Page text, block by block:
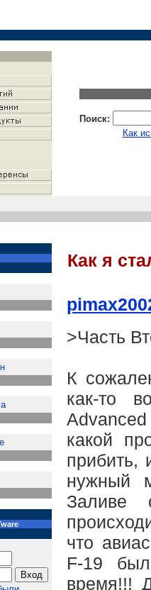
Поиск:
Как
Как я
>Часть
К
как-то
какой
прибить,
нужный
Заливе
что
F-19
время!!!